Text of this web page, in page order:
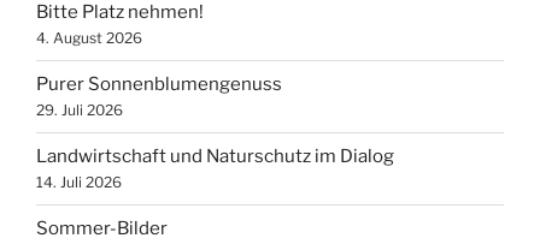
Bitte Platz nehmen!
4. August 2026
Purer Sonnenblumengenuss
29. Juli 2026
Landwirtschaft und Naturschutz im Dialog
14. Juli 2026
Sommer-Bilder